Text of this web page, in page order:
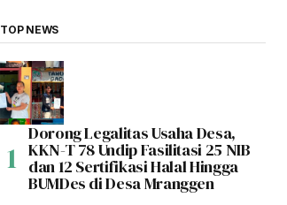
TOP NEWS
Dorong Legalitas Usaha Desa,
KKN-T 78 Undip Fasilitasi 25 NIB
dan 12 Sertifikasi Halal Hingga
BUMDes di Desa Mranggen